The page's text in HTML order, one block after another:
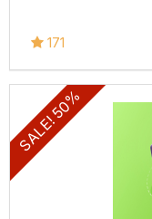
171
SALE! 50%